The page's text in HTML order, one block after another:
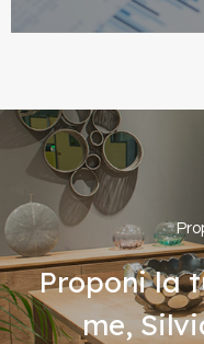
Proponi la
me,